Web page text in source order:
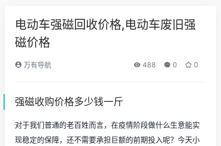
电动车强磁回收价格,电动车废旧强
磁价格
万有导航 488 0 0
强磁收购价格多少钱一斤
对于我们普通的老百姓而言，在疫情阶段做什么生意能实
现稳定的保障，还不需要承担巨额的前期投入呢？今天小